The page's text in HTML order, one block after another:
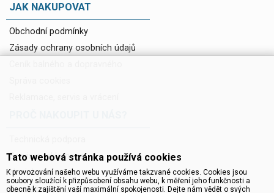
JAK NAKUPOVAT
Obchodní podmínky
Zásady ochrany osobních údajů
Servis a reklamace
Novinky do mailu
Ke stažení
Tato webová stránka používá cookies
K provozování našeho webu využíváme takzvané cookies. Cookies jsou
soubory sloužící k přizpůsobení obsahu webu, k měření jeho funkčnosti a
obecně k zajištění vaší maximální spokojenosti. Dejte nám vědět o svých